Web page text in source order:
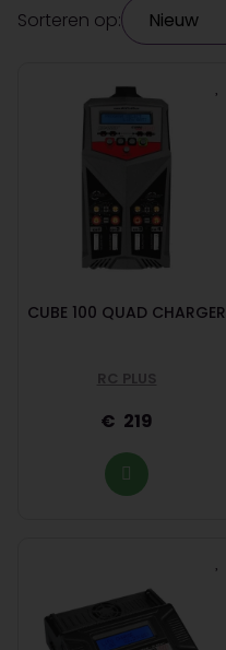
Sorteren op:
CUBE 100 QUAD CHARGER
RC PLUS
219